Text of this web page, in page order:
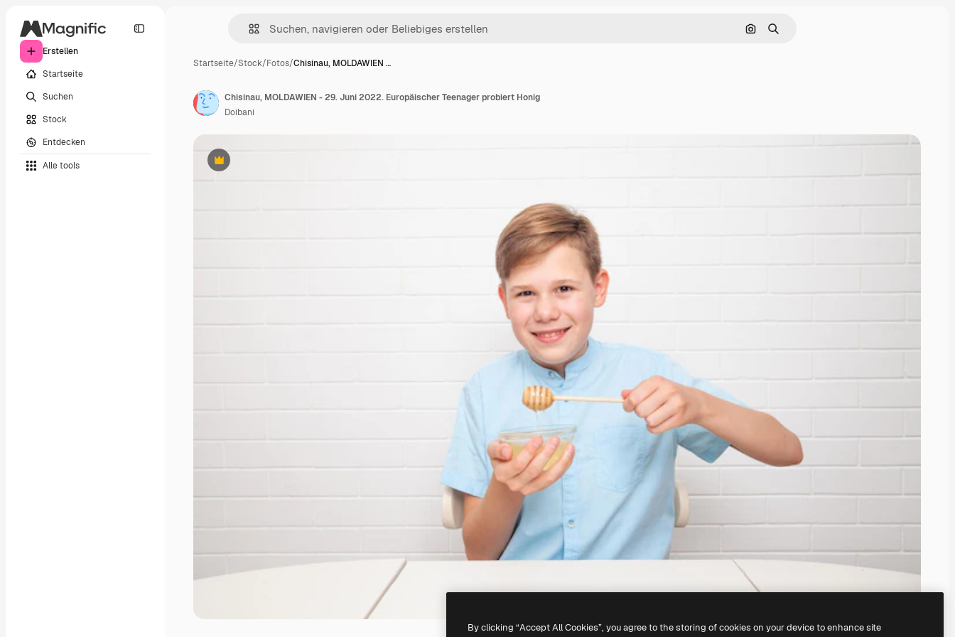
Erstellen
Startseite
Suchen
Stock
Entdecken
Alle tools
Nach Bild suchen
Suchen
Startseite/Stock/Fotos/Chisinau, MOLDAWIEN …
Premium
Chisinau, MOLDAWIEN - 29. Juni 2022. Europäischer Teenager probiert Honig
Doibani
By clicking “Accept All Cookies”, you agree to the storing of cookies on your device to enhance site